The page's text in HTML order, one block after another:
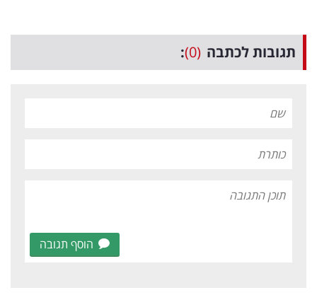
תגובות לכתבה (0)
:
הוסף תגובה